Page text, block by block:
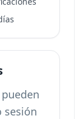
sesión